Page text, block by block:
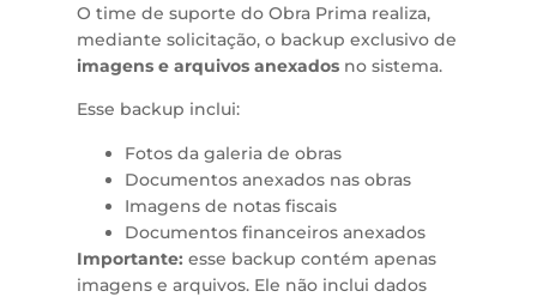
O time de suporte do Obra Prima realiza,
mediante solicitação, o backup exclusivo de
imagens e arquivos anexados no sistema.
Esse backup inclui:
Fotos da galeria de obras
Documentos anexados nas obras
Imagens de notas fiscais
Documentos financeiros anexados
Importante: esse backup contém apenas
imagens e arquivos. Ele não inclui dados